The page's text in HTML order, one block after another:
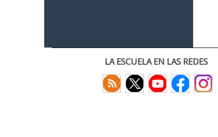
LA ESCUELA EN LAS REDES